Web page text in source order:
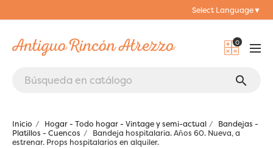
Select Language▼
0
search
Inicio Hogar - Todo hogar - Vintage y semi-actual
Bandejas -
Platillos - Cuencos
Bandeja hospitalaria. Años 60. Nueva, a
estrenar. Props hospitalarios en alquiler.